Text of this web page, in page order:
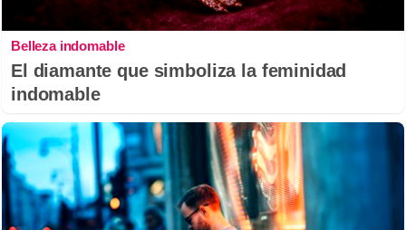
Belleza indomable
El diamante que simboliza la feminidad
indomable